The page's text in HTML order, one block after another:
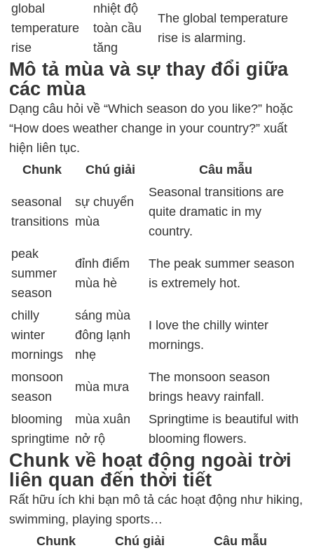
global
temperature
rise
nhiệt độ
toàn cầu
tăng
The global temperature
rise is alarming.
Mô tả mùa và sự thay đổi giữa
các mùa
Dạng câu hỏi về “Which season do you like?” hoặc
“How does weather change in your country?” xuất
hiện liên tục.
Chunk
Chú giải Câu mẫu
seasonal
transitions
sự chuyển
mùa
Seasonal transitions are
quite dramatic in my
country.
peak
summer
season
đỉnh điểm
mùa hè
The peak summer season
is extremely hot.
chilly
winter
mornings
sáng mùa
đông lạnh
nhẹ
I love the chilly winter
mornings.
monsoon
season
mùa mưa
The monsoon season
brings heavy rainfall.
blooming
springtime
mùa xuân
nở rộ
Springtime is beautiful with
blooming flowers.
Chunk về hoạt động ngoài trời
liên quan đến thời tiết
Rất hữu ích khi bạn mô tả các hoạt động như hiking,
swimming, playing sports…
Chunk
Chú giải Câu mẫu